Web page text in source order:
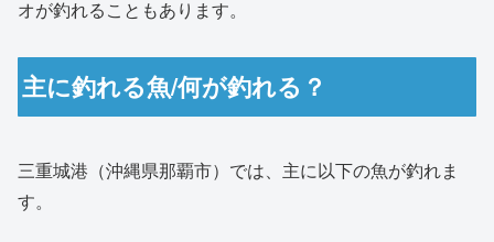
オが釣れることもあります。
主に釣れる魚/何が釣れる？
三重城港（沖縄県那覇市）では、主に以下の魚が釣れま
す。